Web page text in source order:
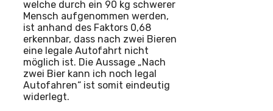
welche durch ein 90 kg schwerer
Mensch aufgenommen werden,
ist anhand des Faktors 0,68
erkennbar, dass nach zwei Bieren
eine legale Autofahrt nicht
möglich ist. Die Aussage „Nach
zwei Bier kann ich noch legal
Autofahren“ ist somit eindeutig
widerlegt.